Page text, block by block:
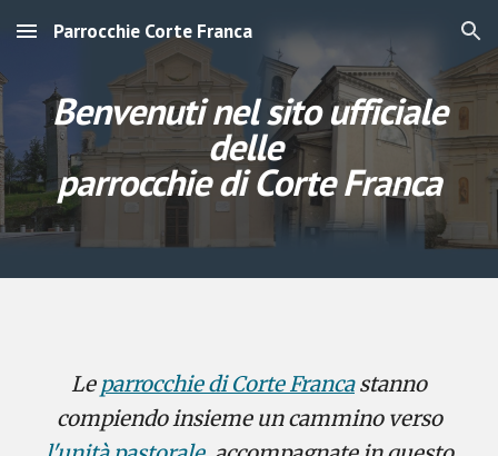
Skip to main content Skip to navigation
Parrocchie Corte Franca
Benvenuti nel sito ufficiale
delle
parrocchie di Corte Franca
Leparrocchie di Corte Francastanno
compiendo insieme un cammino verso